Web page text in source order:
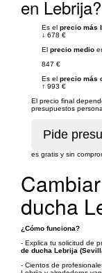
en Lebrija?
Es el precio más
↓ 678 €
El precio medio
847 €
Es el precio más
↑ 993 €
El precio final
presupuestos
es gratis y sin
ducha
¿Cómo funciona?
- Explica tu solicitud de
de ducha Lebrija
- Cientos de